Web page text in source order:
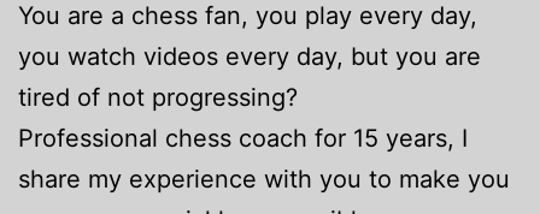
You are a chess fan, you play every day,
you watch videos every day, but you are
tired of not progressing?
Professional chess coach for 15 years, I
share my experience with you to make you